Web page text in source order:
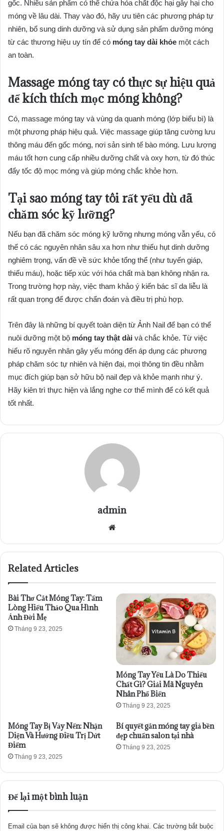
gốc. Nhiều sản phẩm có thể chứa hóa chất độc hại gây hại cho
móng về lâu dài. Thay vào đó, hãy ưu tiên các phương pháp tự
nhiên, bổ sung dinh dưỡng và sử dụng sản phẩm dưỡng móng
từ các thương hiệu uy tín để có móng tay dài khỏe một cách
an toàn.
Massage móng tay có thực sự hiệu quả
để kích thích mọc móng không?
Có, massage móng tay và vùng da quanh móng (lớp biểu bì) là
một phương pháp hiệu quả. Việc massage giúp tăng cường lưu
thông máu đến gốc móng, nơi sản sinh tế bào móng. Lưu lượng
máu tốt hơn cung cấp nhiều dưỡng chất và oxy hơn, từ đó thúc
đẩy tốc độ mọc móng và giúp móng chắc khỏe hơn.
Tại sao móng tay tôi rất yếu dù đã
chăm sóc kỹ lưỡng?
Nếu bạn đã chăm sóc móng kỹ lưỡng nhưng móng vẫn yếu, có
thể có các nguyên nhân sâu xa hơn như thiếu hụt dinh dưỡng
nghiêm trọng, vấn đề về sức khỏe tổng thể (như tuyến giáp,
thiếu máu), hoặc tiếp xúc với hóa chất mà bạn không nhận ra.
Trong trường hợp này, việc tham khảo ý kiến bác sĩ da liễu là
rất quan trọng để được chẩn đoán và điều trị phù hợp.
Trên đây là những bí quyết toàn diện từ Ảnh Nail để bạn có thể
nuôi dưỡng một bộ móng tay thật dài và chắc khỏe. Từ việc
hiểu rõ nguyên nhân gây yếu móng đến áp dụng các phương
pháp chăm sóc tự nhiên và hiện đại, mọi thông tin đều nhằm
mục đích giúp bạn sở hữu bộ nail đẹp và khỏe mạnh như ý.
Hãy kiên trì thực hiện và lắng nghe cơ thể mình để có kết quả
tốt nhất.
admin
Website
Related Articles
Bài Thơ Cắt Móng Tay: Tấm
Lòng Hiếu Thảo Qua Hình
Ảnh Đời Mẹ
Tháng 9 23, 2025
Móng Tay Yếu Là Do Thiếu
Chất Gì? Giải Mã Nguyên
Nhân Phổ Biến
Tháng 9 23, 2025
Móng Tay Bị Vảy Nến: Nhận
Diện Và Hướng Điều Trị Dứt
Điểm
Tháng 9 23, 2025
Bí quyết gắn móng tay giả bền
đẹp chuẩn salon tại nhà
Tháng 9 23, 2025
Để lại một bình luận
Email của bạn sẽ không được hiển thị công khai. Các trường bắt buộc